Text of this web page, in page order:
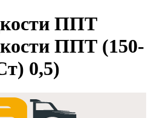
ППТ
ППТ (150-
0,5)